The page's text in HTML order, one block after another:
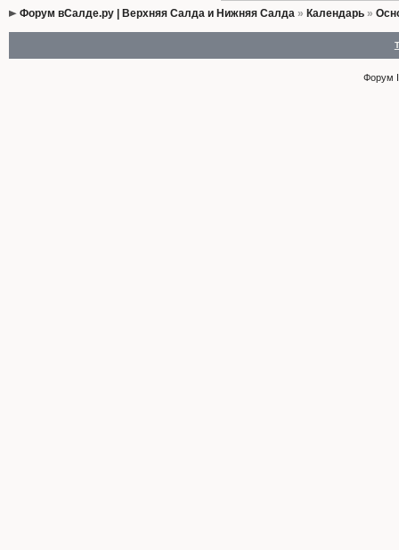
Форум вСалде.ру | Верхняя Салда и Нижняя Салда» Календарь»
Форум